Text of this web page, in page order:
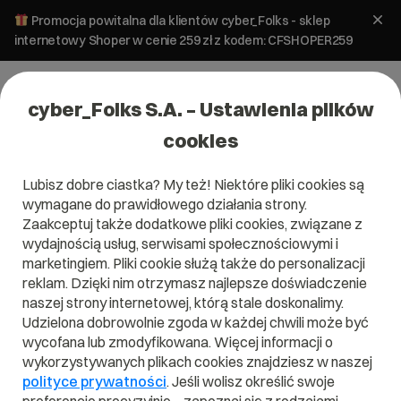
Promocja powitalna dla klientów cyber_Folks - sklep
internetowy Shoper w cenie 259 zł z kodem: CFSHOPER259
cyber_Folks S.A. – Ustawienia plików
cookies
Lubisz dobre ciastka? My też! Niektóre pliki cookies są
wymagane do prawidłowego działania strony.
Zaakceptuj także dodatkowe pliki cookies, związane z
wydajnością usług, serwisami społecznościowymi i
marketingiem. Pliki cookie służą także do personalizacji
reklam. Dzięki nim otrzymasz najlepsze doświadczenie
naszej strony internetowej, którą stale doskonalimy.
Udzielona dobrowolnie zgoda w każdej chwili może być
wycofana lub zmodyfikowana. Więcej informacji o
wykorzystywanych plikach cookies znajdziesz w naszej
polityce prywatności. Jeśli wolisz określić swoje